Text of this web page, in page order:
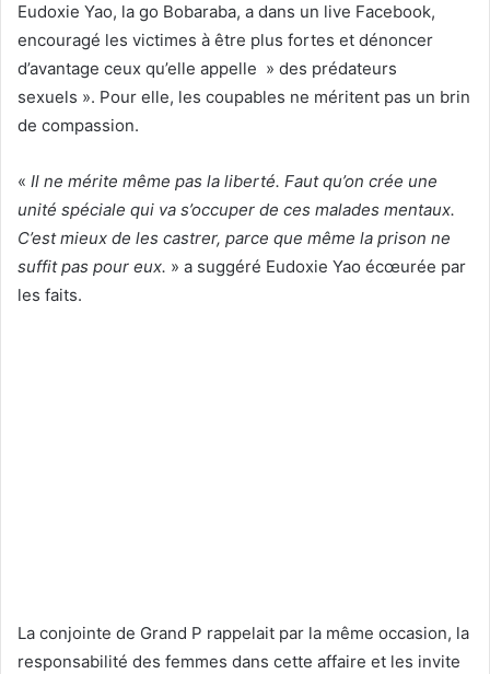
Eudoxie Yao, la go Bobaraba, a dans un live Facebook,
encouragé les victimes à être plus fortes et dénoncer
d’avantage ceux qu’elle appelle » des prédateurs
sexuels ». Pour elle, les coupables ne méritent pas un brin
de compassion.
« Il ne mérite même pas la liberté. Faut qu’on crée une
unité spéciale qui va s’occuper de ces malades mentaux.
C’est mieux de les castrer, parce que même la prison ne
suffit pas pour eux. » a suggéré Eudoxie Yao écœurée par
les faits.
La conjointe de Grand P rappelait par la même occasion, la
responsabilité des femmes dans cette affaire et les invite